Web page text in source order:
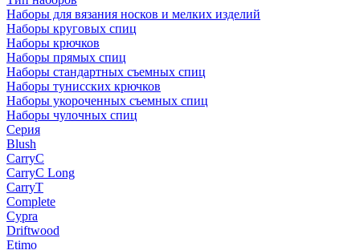
Наборы для вязания носков и мелких изделий
Наборы круговых спиц
Наборы крючков
Наборы прямых спиц
Наборы стандартных съемных спиц
Наборы тунисских крючков
Наборы укороченных съемных спиц
Наборы чулочных спиц
Серия
Blush
CarryC
CarryC Long
CarryT
Complete
Cypra
Driftwood
Etimo